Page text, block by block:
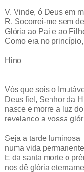
V. Vinde, ó Deus em
R. Socorrei-me sem
Glória ao Pai e ao
Como era no
Hino
Vós que sois o
Deus fiel, Senhor da
nasce e morre a luz
revelando a vossa
Seja a tarde luminosa
numa vida
E da santa morte o
nos dê glória